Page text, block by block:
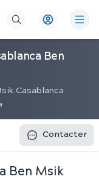
Ben
Casablanca
Contacter
Ben Msik